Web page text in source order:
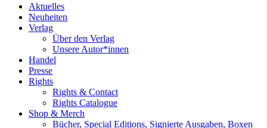
Aktuelles
Neuheiten
Verlag
Über den Verlag
Unsere Autor*innen
Handel
Presse
Rights
Rights & Contact
Rights Catalogue
Shop & Merch
Bücher, Special Editions, Signierte Ausgaben, Boxen